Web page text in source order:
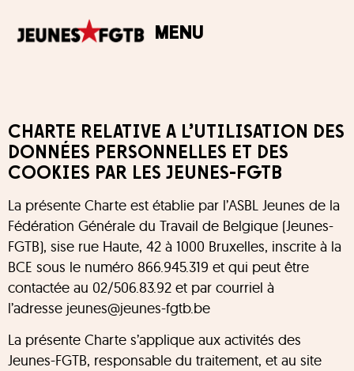
MENU
CHARTE RELATIVE A L’UTILISATION DES
DONNÉES PERSONNELLES ET DES
COOKIES PAR LES JEUNES-FGTB
La présente Charte est établie par l’ASBL Jeunes de la
Fédération Générale du Travail de Belgique (Jeunes-
FGTB), sise rue Haute, 42 à 1000 Bruxelles, inscrite à la
BCE sous le numéro 866.945.319 et qui peut être
contactée au 02/506.83.92 et par courriel à
l’adresse jeunes@jeunes-fgtb.be
La présente Charte s’applique aux activités des
Jeunes-FGTB, responsable du traitement, et au site